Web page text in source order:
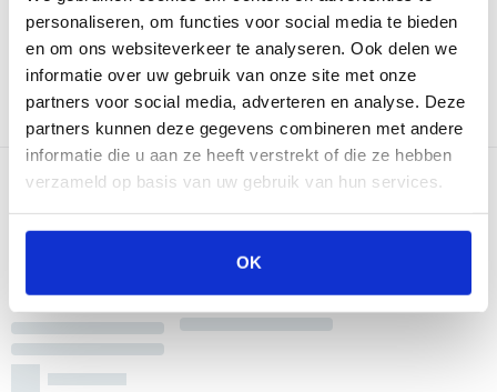
personaliseren, om functies voor social media te bieden
en om ons websiteverkeer te analyseren. Ook delen we
informatie over uw gebruik van onze site met onze
partners voor social media, adverteren en analyse. Deze
partners kunnen deze gegevens combineren met andere
informatie die u aan ze heeft verstrekt of die ze hebben
verzameld op basis van uw gebruik van hun services.
OK